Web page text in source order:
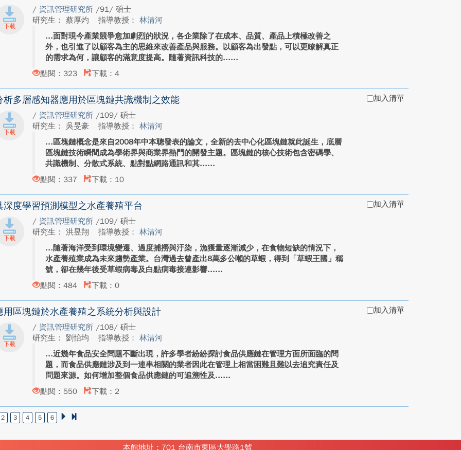
/ 資訊管理研究所 /91/ 碩士
研究生： 蔡厚灼
指導教授：林清河
面對現今產業競爭愈加劇烈的狀況，各企業除了在成本、品質、產品上積極改善之
外，也引進了以顧客為主的思維來改善產品與服務。以顧客為出發點，可以更瞭解真正
的需求為何，讓顧客的滿意度提高。隨著資訊科技的...
點閱：323
下載：4
析多層感知器應用於區塊鏈共識機制之效能
/ 資訊管理研究所 /109/ 碩士
研究生： 吳旻豪
指導教授：林清河
區塊鏈概念是來自2008年中本聰發表的論文，全新的去中心化區塊鏈就此誕生，底層
區塊鏈技術瞬間成為學術界與商業界熱門的開發主題。區塊鏈的核心技術包含密碼學、
共識機制、分散式系統、點對點網路通訊和其...
點閱：337
下載：10
加入清單
深度學習預測模型之水產養殖平台
/ 資訊管理研究所 /109/ 碩士
研究生： 洪昱翔
指導教授：林清河
隨著海洋受到環境變遷、過度捕撈與汙染，漁獲量逐漸減少，在食物短缺的情況下，
水產養殖業成為未來趨勢產業。台灣過去曾產出8萬多公噸的草蝦，得到「草蝦王國」稱
號，卻在幾年後受草蝦病毒及白點病毒接連影響...
點閱：484
下載：0
加入清單
用區塊鏈於水產養殖之系統分析與設計
/ 資訊管理研究所 /108/ 碩士
研究生： 劉怡均
指導教授：林清河
近幾年食品安全問題不斷出現，許多學者紛紛探討食品供應鏈在管理方面所面臨的問
題，而食品供應鏈涉及到一連串相關的業者因此在管理上相當困難且難以去追究責任及
問題來源。如何增加整個食品供應鏈的可追溯性及...
點閱：550
下載：2
加入清單
2 3 4 5 6
本館地址：701 台南市東區大學路1號